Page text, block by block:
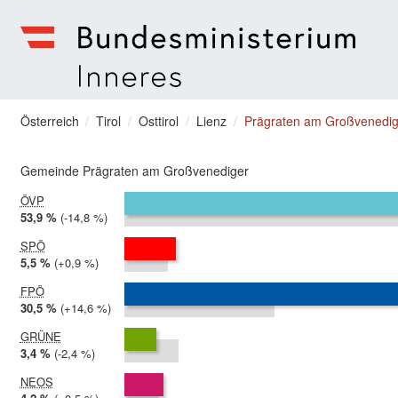
zum Menu springen
Sie befinden sich hier
Österreich Tirol Osttirol Lienz Prägraten am
Gemeinde Prägraten am Großvenediger
ÖVP
2024:
53,9 %
2019:
68,8 %
Differenz:
-14,8 %
SPÖ
2024:
5,5 %
2019:
4,6 %
Differenz:
+0,9 %
FPÖ
2024:
30,5 %
2019:
15,9 %
Differenz:
+14,6 %
GRÜNE
2024:
3,4 %
2019:
5,8 %
Differenz:
-2,4 %
NEOS